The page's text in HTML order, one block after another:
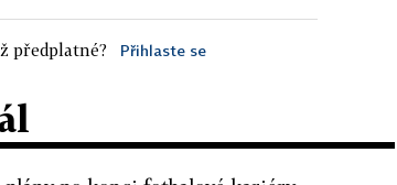
předplatné? Přihlaste se